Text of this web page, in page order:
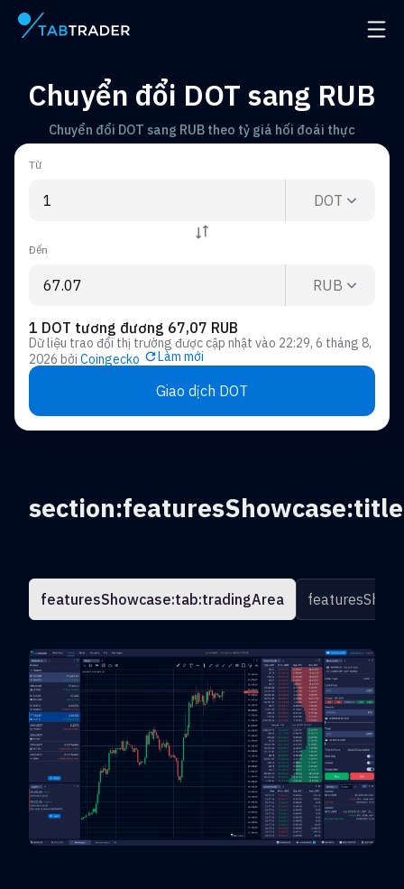
Trang chính Mở
Chuyển đổi DOT sang RUB
Chuyển đổi DOT sang RUB theo tỷ giá hối đoái thực
Từ
DOT
Đến
RUB
1 DOT tương đương 67,07 RUB
Dữ liệu trao đổi thị trường được cập nhật vào 22:29, 6 tháng 8,
2026 bởi Coingecko Làm mới
Giao dịch DOT
section:featuresShowcase:title
featuresShowcase:tab:tradingArea